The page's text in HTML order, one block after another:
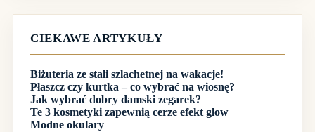
CIEKAWE ARTYKUŁY
Biżuteria ze stali szlachetnej na wakacje!
Płaszcz czy kurtka – co wybrać na wiosnę?
Jak wybrać dobry damski zegarek?
Te 3 kosmetyki zapewnią cerze efekt glow
Modne okulary